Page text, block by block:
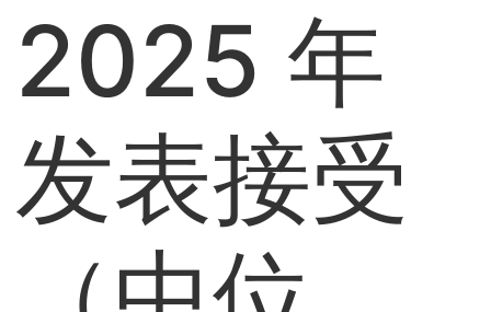
2025 年
发表接受